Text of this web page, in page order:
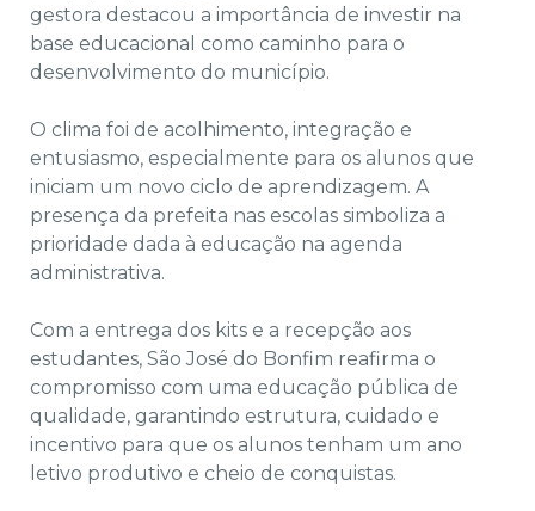
gestora destacou a importância de investir na
base educacional como caminho para o
desenvolvimento do município.
O clima foi de acolhimento, integração e
entusiasmo, especialmente para os alunos que
iniciam um novo ciclo de aprendizagem. A
presença da prefeita nas escolas simboliza a
prioridade dada à educação na agenda
administrativa.
Com a entrega dos kits e a recepção aos
estudantes, São José do Bonfim reafirma o
compromisso com uma educação pública de
qualidade, garantindo estrutura, cuidado e
incentivo para que os alunos tenham um ano
letivo produtivo e cheio de conquistas.